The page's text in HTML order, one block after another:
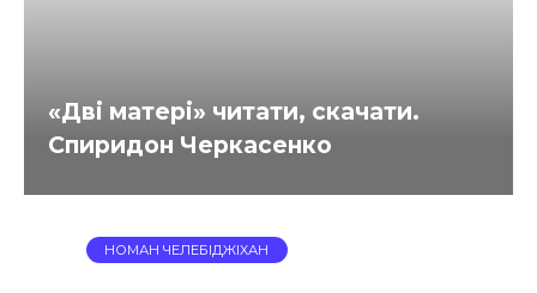
«Дві матері» читати, скачати.
Спиридон Черкасенко
НОМАН ЧЕЛЕБІДЖІХАН